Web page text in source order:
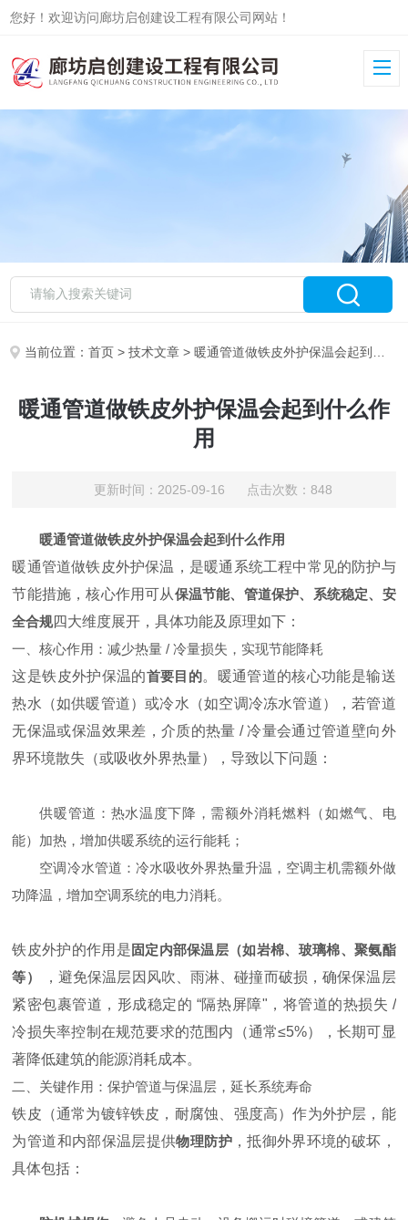
您好！欢迎访问廊坊启创建设工程有限公司网站！
当前位置：首页 >技术文章 > 暖通管道做铁皮外护保温会起到什么作用
暖通管道做铁皮外护保温会起到什么作
用
更新时间：2025-09-16 点击次数：848
暖通管道做铁皮外护保温会起到什么作用
暖通管道做铁皮外护保温，是暖通系统工程中常见的防护与
节能措施，核心作用可从保温节能、管道保护、系统稳定、安
全合规四大维度展开，具体功能及原理如下：
一、核心作用：减少热量 / 冷量损失，实现节能降耗
这是铁皮外护保温的首要目的。暖通管道的核心功能是输送
热水（如供暖管道）或冷水（如空调冷冻水管道），若管道
无保温或保温效果差，介质的热量 / 冷量会通过管道壁向外
界环境散失（或吸收外界热量），导致以下问题：
供暖管道：热水温度下降，需额外消耗燃料（如燃气、电
能）加热，增加供暖系统的运行能耗；
空调冷水管道：冷水吸收外界热量升温，空调主机需额外做
功降温，增加空调系统的电力消耗。
铁皮外护的作用是 固定内部保温层（如岩棉、玻璃棉、聚氨酯
等）
，避免保温层因风吹、雨淋、碰撞而破损，确保保温层
紧密包裹管道，形成稳定的 “隔热屏障"，将管道的热损失 /
冷损失率控制在规范要求的范围内（通常≤5%），长期可显
著降低建筑的能源消耗成本。
二、关键作用：保护管道与保温层，延长系统寿命
铁皮（通常为镀锌铁皮，耐腐蚀、强度高）作为外护层，能
为管道和内部保温层提供物理防护，抵御外界环境的破坏，
具体包括：